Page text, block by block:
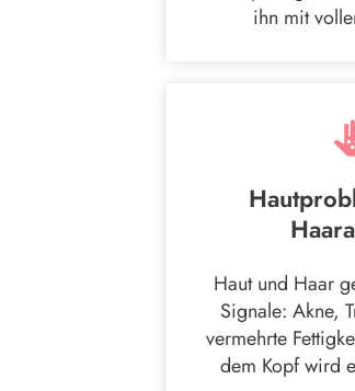
ihn mit
Haut und Haar
Signale: Akne,
vermehrte
dem Kopf wird